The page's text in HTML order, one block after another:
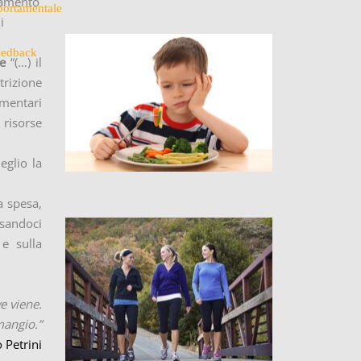
“(…) il
la
spesa,
sulla
viene.
Petrini